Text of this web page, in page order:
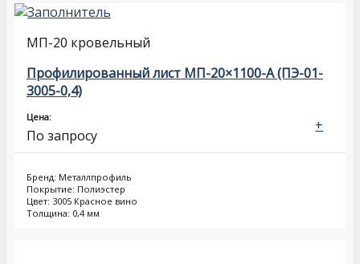
МП-20 кровельный
Профилированный лист МП-20×1100-A (ПЭ-01-
3005-0,4)
Цена:
По запросу
Бренд: Металлпрофиль
Покрытие: Полиэстер
Цвет: 3005 Красное вино
Толщина: 0,4 мм
+